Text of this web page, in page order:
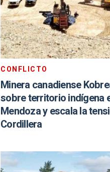
CONFLICTO
Minera canadiense
sobre territorio indígena
Mendoza y escala la
Cordillera